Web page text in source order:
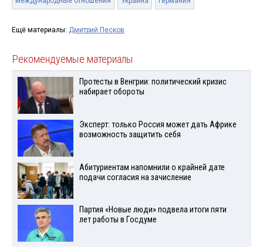
Ещё материалы: Дмитрий Песков
Рекомендуемые материалы
Протесты в Венгрии: политический кризис
набирает обороты
Эксперт: только Россия может дать Африке
возможность защитить себя
Абитуриентам напомнили о крайней дате
подачи согласия на зачисление
Партия «Новые люди» подвела итоги пяти
лет работы в Госдуме